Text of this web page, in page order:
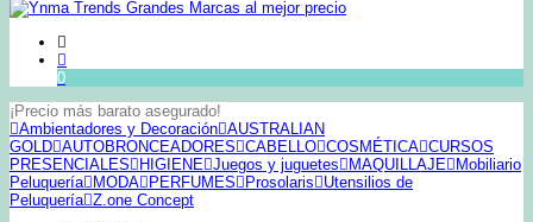
0
¡Precio más barato asegurado!
Ambientadores y Decoración AUSTRALIAN
GOLD AUTOBRONCEADORES CABELLO COSMÉTICA CURSOS
PRESENCIALES
HIGIENE Juegos y juguetes MAQUILLAJE
Mobiliario
Peluquería MODA PERFUMES Prosolaris
Utensilios de
Peluquería Z.one Concept